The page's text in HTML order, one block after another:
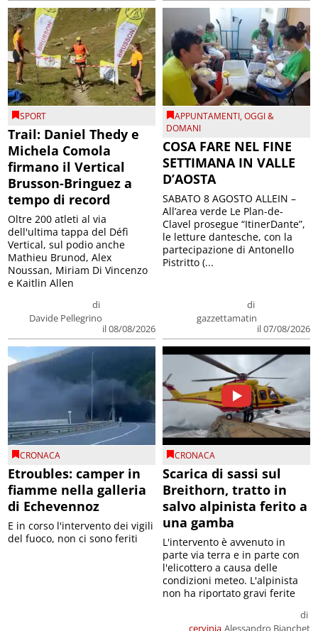
SPORT
Trail: Daniel Thedy e
Michela Comola
firmano il Vertical
Brusson-Bringuez a
tempo di record
di
Davide Pellegrino
il 08/08/2026
Oltre 200 atleti al via
dell'ultima tappa del Défì
Vertical, sul podio anche
Mathieu Brunod, Alex
Noussan, Miriam Di Vincenzo
e Kaitlin Allen
APPUNTAMENTI,OGGI &
DOMANI
COSA FARE NEL FINE
SETTIMANA IN VALLE
D’AOSTA
di
gazzettamatin
il 07/08/2026
SABATO 8 AGOSTO ALLEIN –
All’area verde Le Plan-de-
Clavel prosegue “ItinerDante”,
le letture dantesche, con la
partecipazione di Antonello
Pistritto (...
CRONACA
Etroubles: camper in
fiamme nella galleria
di Echevennoz
E in corso l'intervento dei vigili
del fuoco, non ci sono feriti
CRONACA
Scarica di sassi sul
Breithorn, tratto in
salvo alpinista ferito a
una gamba
cervinia
di
Alessandro Bianchet
L'intervento è avvenuto in
parte via terra e in parte con
l'elicottero a causa delle
condizioni meteo. L'alpinista
non ha riportato gravi ferite